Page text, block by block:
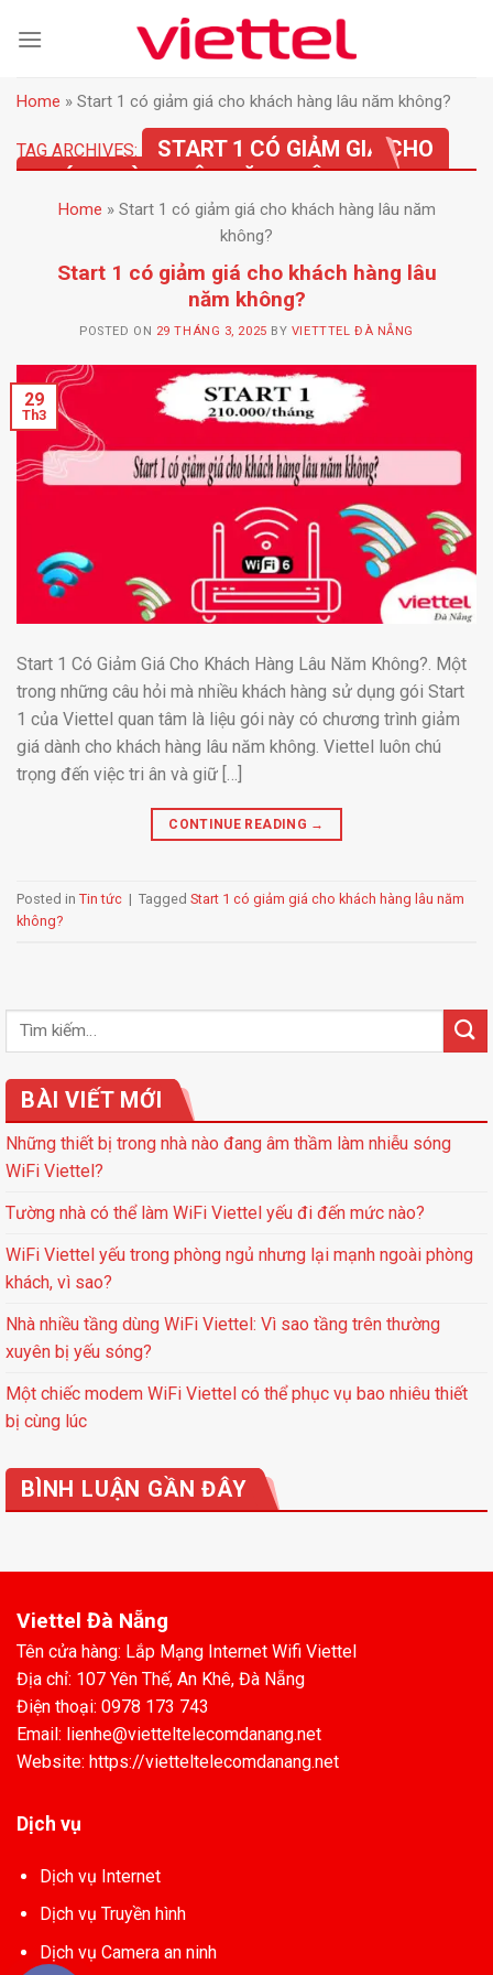
Home » Start 1 có giảm giá cho khách hàng lâu năm không?
TAG ARCHIVES:
START 1 CÓ GIẢM GIÁ CHO
KHÁCH HÀNG LÂU NĂM KHÔNG?
Home » Start 1 có giảm giá cho khách hàng lâu năm
không?
Start 1 có giảm giá cho khách hàng lâu
năm không?
POSTED ON 29 THÁNG 3, 2025 BY VIETTTEL ĐÀ NẴNG
29
Th3
Start 1 Có Giảm Giá Cho Khách Hàng Lâu Năm Không?. Một
trong những câu hỏi mà nhiều khách hàng sử dụng gói Start
1 của Viettel quan tâm là liệu gói này có chương trình giảm
giá dành cho khách hàng lâu năm không. Viettel luôn chú
trọng đến việc tri ân và giữ […]
CONTINUE READING →
Posted in Tin tức | Tagged Start 1 có giảm giá cho khách hàng lâu năm
không?
BÀI VIẾT MỚI
Những thiết bị trong nhà nào đang âm thầm làm nhiễu sóng
WiFi Viettel?
Tường nhà có thể làm WiFi Viettel yếu đi đến mức nào?
WiFi Viettel yếu trong phòng ngủ nhưng lại mạnh ngoài phòng
khách, vì sao?
Nhà nhiều tầng dùng WiFi Viettel: Vì sao tầng trên thường
xuyên bị yếu sóng?
Một chiếc modem WiFi Viettel có thể phục vụ bao nhiêu thiết
bị cùng lúc
BÌNH LUẬN GẦN ĐÂY
Viettel Đà Nẵng
Tên cửa hàng: Lắp Mạng Internet Wifi Viettel
Địa chỉ: 107 Yên Thế, An Khê, Đà Nẵng
Điện thoại: 0978 173 743
Email: lienhe@vietteltelecomdanang.net
Website: https://vietteltelecomdanang.net
Dịch vụ
Dịch vụ Internet
Dịch vụ Truyền hình
Dịch vụ Camera an ninh